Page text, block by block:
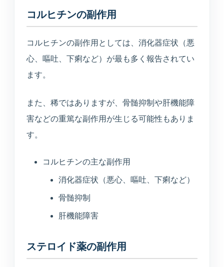
コルヒチンの副作用
コルヒチンの副作用としては、消化器症状（悪
心、嘔吐、下痢など）が最も多く報告されてい
ます。
また、稀ではありますが、骨髄抑制や肝機能障
害などの重篤な副作用が生じる可能性もありま
す。
コルヒチンの主な副作用
消化器症状（悪心、嘔吐、下痢など）
骨髄抑制
肝機能障害
ステロイド薬の副作用